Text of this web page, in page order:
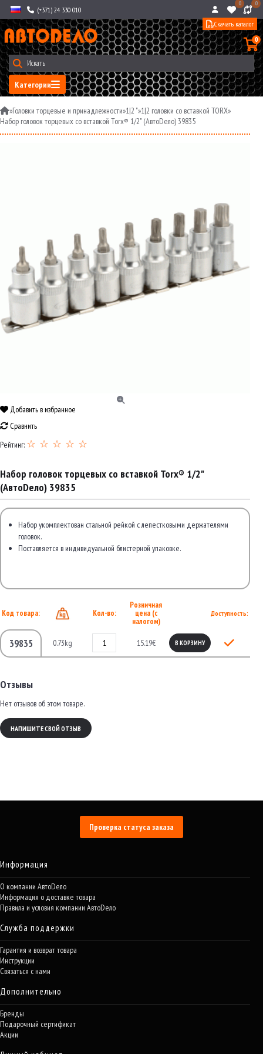
(+371) 24 330 010
0 0
Категории
0
Скачать каталог
»Головки торцевые и принадлежности»1|2 "»1|2 головки со вставкой TORX»
Набор головок торцевых со вставкой Torx® 1/2" (АвтоDело) 39835
Добавить в избранное
Сравнить
Рейтинг: ☆ ☆ ☆ ☆ ☆
Набор головок торцевых со вставкой Torx® 1/2"
(АвтоDело) 39835
Набор укомплектован стальной рейкой с лепестковыми держателями
головок.
Поставляется в индивидуальной блистерной упаковке.
Код товара: Кол-во:
Розничная
цена (с
налогом)
Доступность:
39835 0.73kg 15.19€ В КОРЗИНУ
Отзывы
Нет отзывов об этом товаре.
НАПИШИТЕ СВОЙ ОТЗЫВ
Проверка статуса заказа
Информация
О компании АвтоDело
Информация о доставке товара
Правила и условия компании АвтоDело
Служба поддержки
Гарантия и возврат товара
Инструкции
Связаться с нами
Дополнительно
Бренды
Подарочный сертификат
Акции